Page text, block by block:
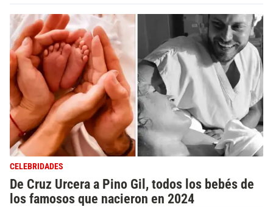
CELEBRIDADES
De Cruz Urcera a Pino Gil, todos los bebés de
los famosos que nacieron en 2024